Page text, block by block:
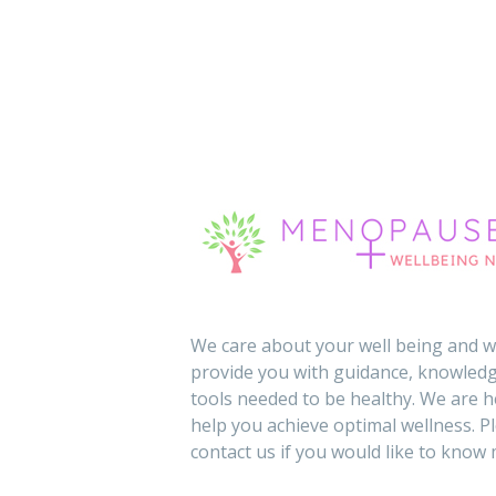
We care about your well being and
provide you with guidance,
tools needed to be healthy. We are
help you achieve optimal wellness.
contact us if you would like to know